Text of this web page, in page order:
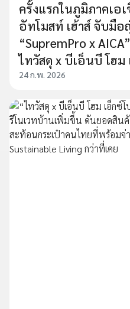
ครั้งแรกในภูมิภาคเอ
อัทโมสท์ เฮ้าส์ จับมื
“SupremPro x
ไทวัสดุ x บีเอ็นบี โฮม
24 ก.พ. 2026